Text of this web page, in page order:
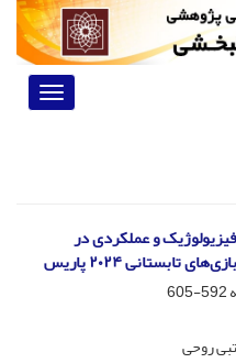
Toggle
و عملکردی در
۲۰۲۴ پاریس
592-605
روحی